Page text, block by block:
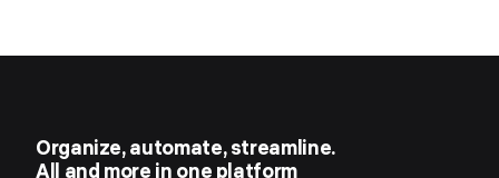
Organize, automate, streamline.
All and more in one platform